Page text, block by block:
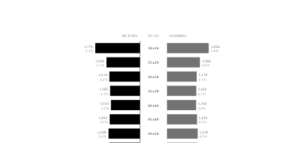
MUJERES EDAD HOMBRES
1,776
6.2%
1,656
5.8%
18 a 24
1,330
4.7%
1,306
4.6%
25 a 29
1,214
4.2%
1,178
4.1%
30 a 34
1,185
4.1%
1,162
4.1%
35 a 39
1,153
4.0%
1,156
4.0%
40 a 44
1,202
4.2%
1,192
4.2%
45 a 49
1,248
4.4%
1,219
4.3%
50 a 54